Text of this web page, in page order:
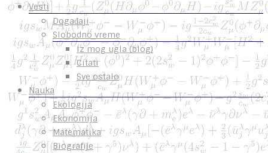
Vesti
Događaji
Slobodno vreme
Iz mog ugla (blog)
Citati
Sve ostalo
Nauka
Ekologija
Ekonomija
Matematika
Biografije